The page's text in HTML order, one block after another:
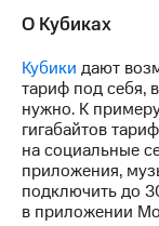
о
Другое
развитие
О Кубиках
Кубики дают
тариф под себя,
нужно. К
гигабайтов
на социальные
приложения,
подключить до
в приложении